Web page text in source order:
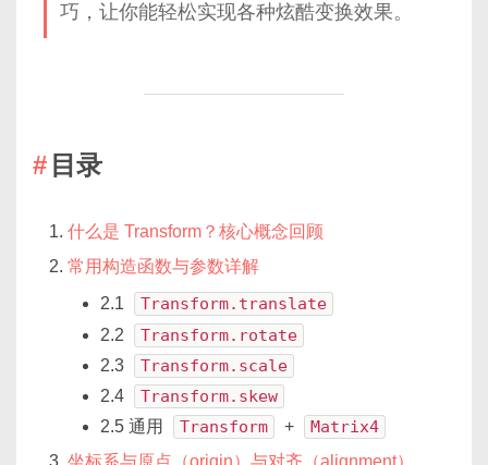
巧，让你能轻松实现各种炫酷变换效果。
目录
什么是 Transform？核心概念回顾
常用构造函数与参数详解
2.1 Transform.translate
2.2 Transform.rotate
2.3 Transform.scale
2.4 Transform.skew
2.5 通用 Transform + Matrix4
坐标系与原点（origin）与对齐（alignment）